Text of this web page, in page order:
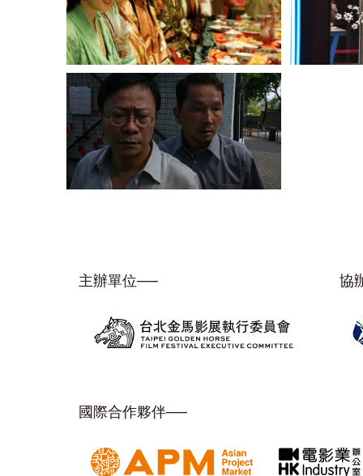
主辦單位── 協
國際合作夥伴──